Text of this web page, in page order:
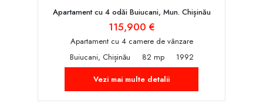
Apartament cu 4 odăi Buiucani, Mun. Chișinău
115,900 €
Apartament cu 4 camere de vânzare
Buiucani, Chișinău
82 mp
1992
Vezi mai multe detalii